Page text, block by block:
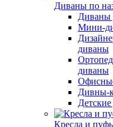
Диваны по
Диваны
Мини-
диваны
диваны
Дивны-
Кресла и